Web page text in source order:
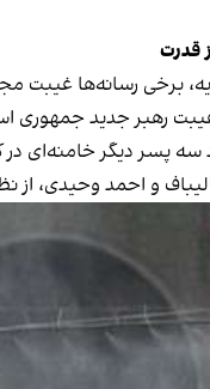
قدرت
برخی رسانه‌ها غیبت
رهبر جدید جمهوری
تیر گزارش داد سه پسر
و احمد وحیدی، از نظر